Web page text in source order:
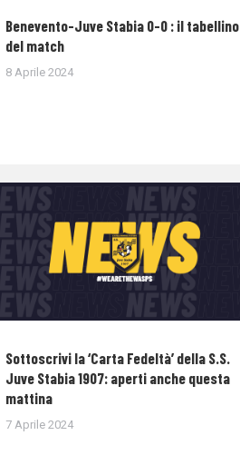
Benevento-Juve Stabia 0-0 : il tabellino
del match
8 Aprile 2024
Sottoscrivi la ‘Carta Fedeltà’ della S.S.
Juve Stabia 1907: aperti anche questa
mattina
7 Aprile 2024